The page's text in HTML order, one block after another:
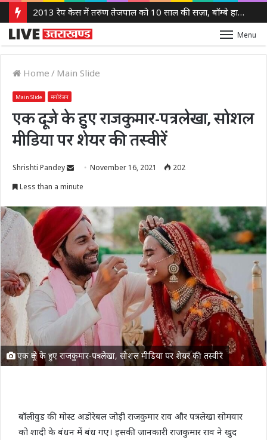
2013 रेप केस में तरुण तेजपाल को 10 साल की सज़ा, बॉम्बे हाई कोर्ट ने लगाया 10 लाख रुपये का जुर्माना
Menu
Home / Main Slide
Main Slide मनोरंजन
एक दूजे के हुए राजकुमार-पत्रलेखा, सोशल
मीडिया पर शेयर की तस्वीरें
Shrishti Pandey
SendNovember 16, 2021
202
Less than a minute
एक दूजे के हुए राजकुमार-पत्रलेखा, सोशल मीडिया पर शेयर की तस्वीरें
बॉलीवुड की मोस्ट अडोरेबल जोड़ी राजकुमार राव और पत्रलेखा सोमवार
को शादी के बंधन में बंध गए। इसकी जानकारी राजकुमार राव ने खुद